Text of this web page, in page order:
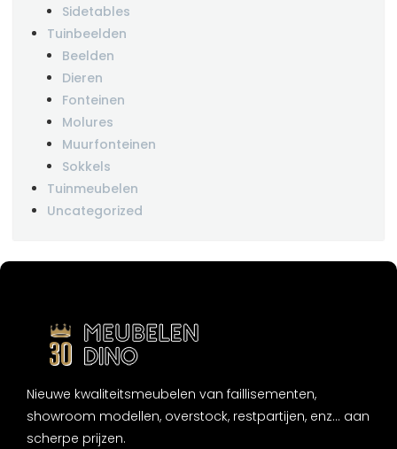
Sidetables
Tuinbeelden
Beelden
Dieren
Fonteinen
Molures
Muurfonteinen
Sokkels
Tuinmeubelen
Uncategorized
Nieuwe kwaliteitsmeubelen van faillisementen,
showroom modellen, overstock, restpartijen, enz... aan
scherpe prijzen.